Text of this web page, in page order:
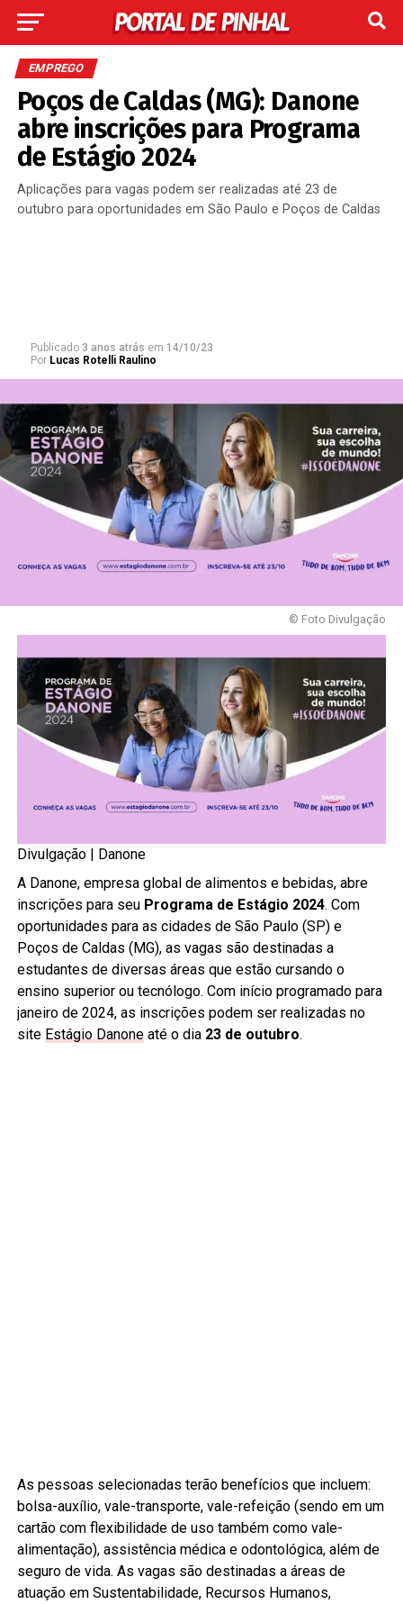
EMPREGO
Poços de Caldas (MG): Danone
abre inscrições para Programa
de Estágio 2024
Aplicações para vagas podem ser realizadas até 23 de
outubro para oportunidades em São Paulo e Poços de Caldas
Publicado 3 anos atrás em 14/10/23
Por Lucas Rotelli Raulino
© Foto Divulgação
Divulgação | Danone
A Danone, empresa global de alimentos e bebidas, abre
inscrições para seu Programa de Estágio 2024. Com
oportunidades para as cidades de São Paulo (SP) e
Poços de Caldas (MG), as vagas são destinadas a
estudantes de diversas áreas que estão cursando o
ensino superior ou tecnólogo. Com início programado para
janeiro de 2024, as inscrições podem ser realizadas no
site Estágio Danoneaté o dia 23 de outubro.
As pessoas selecionadas terão benefícios que incluem:
bolsa-auxílio, vale-transporte, vale-refeição (sendo em um
cartão com flexibilidade de uso também como vale-
alimentação), assistência médica e odontológica, além de
seguro de vida. As vagas são destinadas a áreas de
atuação em Sustentabilidade, Recursos Humanos,